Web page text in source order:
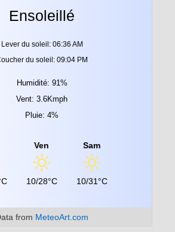
Ensoleillé
Lever du soleil: 06:36 AM
du soleil: 09:04 PM
Humidité: 91%
Vent: 3.6Kmph
Pluie: 4%
Ven
10/28°C
Sam
10/31°C
from MeteoArt.com